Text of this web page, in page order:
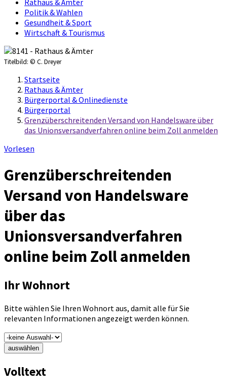
Rathaus & Ämter
Politik & Wahlen
Gesundheit & Sport
Wirtschaft & Tourismus
Titelbild: © C. Dreyer
Startseite
Rathaus & Ämter
Bürgerportal & Onlinedienste
Bürgerportal
Grenzüberschreitenden Versand von Handelsware über
das Unionsversandverfahren online beim Zoll anmelden
Vorlesen
Grenzüberschreitenden
Versand von Handelsware
über das
Unionsversandverfahren
online beim Zoll anmelden
Ihr Wohnort
Bitte wählen Sie Ihren Wohnort aus, damit alle für Sie
relevanten Informationen angezeigt werden können.
auswählen
Volltext